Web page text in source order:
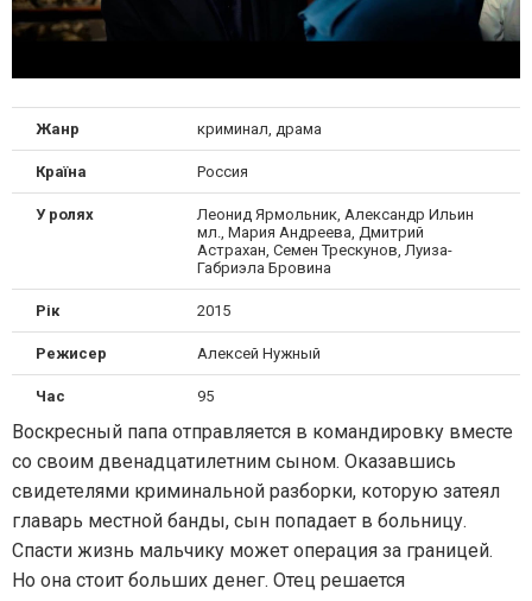
Жанр криминал, драма
Країна Россия
У ролях
Леонид Ярмольник, Александр Ильин
мл., Мария Андреева, Дмитрий
Астрахан, Семен Трескунов, Луиза-
Габриэла Бровина
Рік 2015
Режисер Алексей Нужный
Час 95
Воскресный папа отправляется в командировку вместе
со своим двенадцатилетним сыном. Оказавшись
свидетелями криминальной разборки, которую затеял
главарь местной банды, сын попадает в больницу.
Спасти жизнь мальчику может операция за границей.
Но она стоит больших денег. Отец решается